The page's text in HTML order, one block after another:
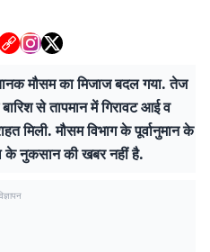
मौसम का मिजाज बदल गया. तेज
से तापमान में गिरावट आई व
मिली. मौसम विभाग के पूर्वानुमान के
के नुकसान की खबर नहीं है.